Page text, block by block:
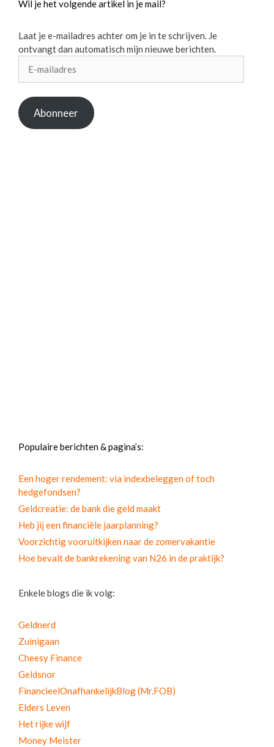
Wil je het volgende artikel in je mail?
Laat je e-mailadres achter om je in te schrijven. Je
ontvangt dan automatisch mijn nieuwe berichten.
mailadres
Abonneer
Populaire berichten & pagina’s:
Een hoger rendement: via indexbeleggen of toch
hedgefondsen?
Geldcreatie: de bank die geld maakt
Heb jij een financiële jaarplanning?
Voorzichtig vooruitkijken naar de zomervakantie
Hoe bevalt de bankrekening van N26 in de praktijk?
Enkele blogs die ik volg:
Geldnerd
Zuinigaan
Cheesy Finance
Geldsnor
FinancieelOnafhankelijkBlog (Mr.FOB)
Elders Leven
Het rijke wijf
Money Meister